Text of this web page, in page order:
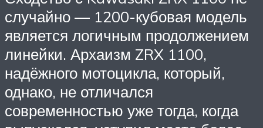
случайно — 1200-кубовая модель
является логичным продолжением
линейки. Архаизм ZRX 1100,
надёжного мотоцикла, который,
однако, не отличался
современностью уже тогда, когда